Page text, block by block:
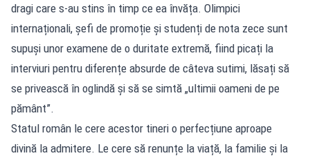
dragi care s-au stins în timp ce ea învăța. Olimpici
internaționali, șefi de promoție și studenți de nota zece sunt
supuși unor examene de o duritate extremă, fiind picați la
interviuri pentru diferențe absurde de câteva sutimi, lăsați să
se privească în oglindă și să se simtă „ultimii oameni de pe
pământ”.
Statul român le cere acestor tineri o perfecțiune aproape
divină la admitere. Le cere să renunțe la viață, la familie și la